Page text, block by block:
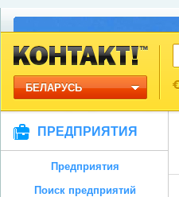
БЕЛАРУСЬ
ПРЕДПРИЯТИЯ
Предприятия
Поиск предприятий